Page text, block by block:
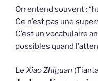
On entend souvent :
Ce n’est pas une
C’est un vocabulaire
possibles quand
Le Xiao Zhiguan